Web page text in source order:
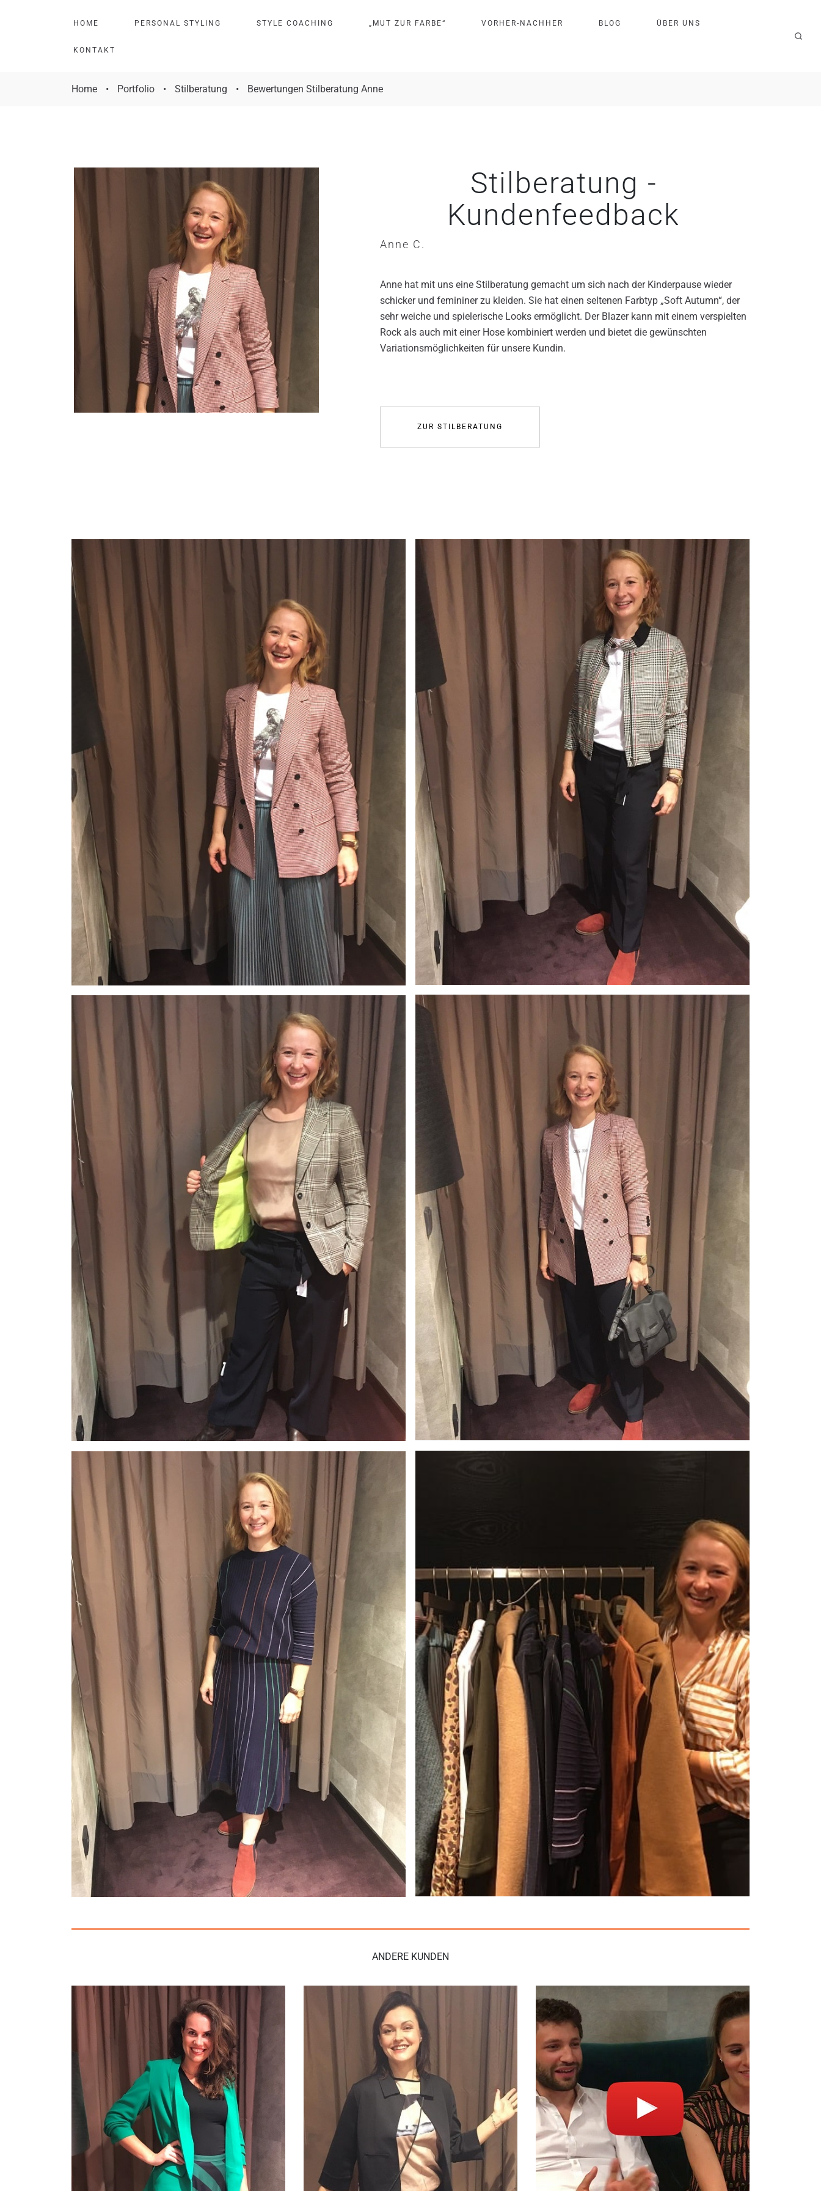
H O M E P E RSO N A L STY L N G STY L E COAC H N G „ M U T ZU R FA R B E“ VO R H E R- N AC H H E R B LOG Ü B E R U N S
KO N TA KT
Home • Portfolio • Stilberatung • Bewertungen Stilberatung Anne
Stilberatung -
Kundenfeedback
Anne C.
Anne hat mit uns eine Stilberatung gemacht um sich nach der Kinderpause wieder
schicker und femininer zu kleiden. Sie hat einen seltenen Farbtyp „Soft Autumn“, der
sehr weiche und spielerische Looks ermöglicht. Der Blazer kann mit einem verspielten
Rock als auch mit einer Hose kombiniert werden und bietet die gewünschten
Variationsmöglichkeiten für unsere Kundin.
ZUR STILBERATUNG
ANDERE KUNDEN
Bewertungen
Personal
Bewertungen Bewertungen